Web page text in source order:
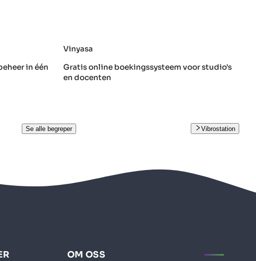
Vinyasa
in één
Gratis online boekingssysteem voor studio's
en docenten
Se alle begreper Vibrostation
OM OSS